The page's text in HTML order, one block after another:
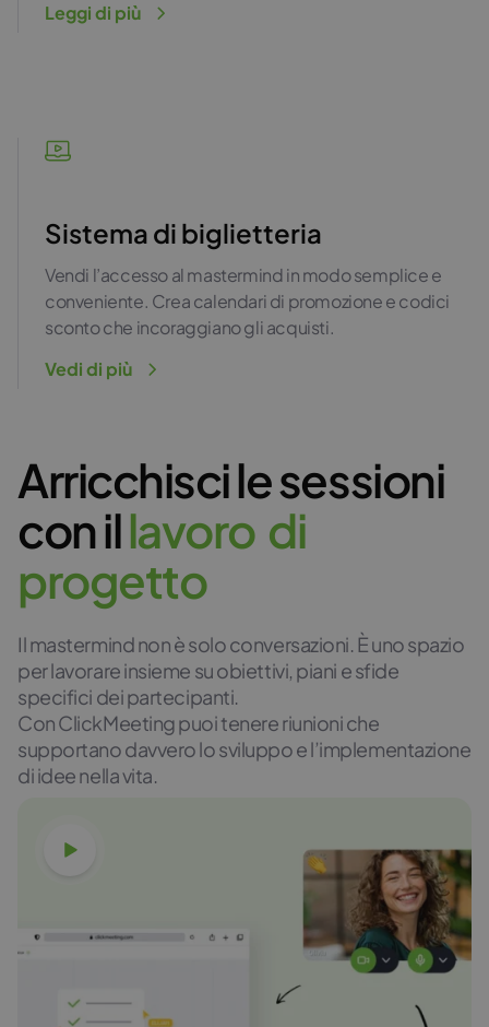
Leggi di più
Sistema di biglietteria
Vendi l’accesso al mastermind in modo semplice e
conveniente. Crea calendari di promozione e codici
sconto che incoraggiano gli acquisti.
Vedi di più
Arricchisci le sessioni
con illavoro di
progetto
Il mastermind non è solo conversazioni. È uno spazio
per lavorare insieme su obiettivi, piani e sfide
specifici deipartecipanti.
Con ClickMeeting puoi tenere riunioni che
supportano davvero lo sviluppo e l’implementazione
di idee nella vita.